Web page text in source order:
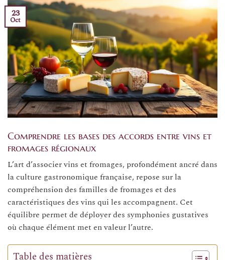
23
Oct
Comprendre les bases des accords entre vins et
fromages régionaux
L’art d’associer vins et fromages, profondément ancré dans
la culture gastronomique française, repose sur la
compréhension des familles de fromages et des
caractéristiques des vins qui les accompagnent. Cet
équilibre permet de déployer des symphonies gustatives
où chaque élément met en valeur l’autre.
Table des matières